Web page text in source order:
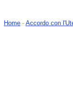
Home - Accordo con